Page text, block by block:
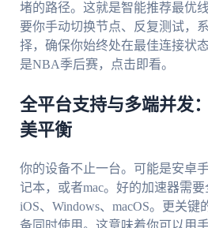
堵的路径。这就是智能推荐最优
要你手动切换节点、反复测试，
择，确保你始终处在最佳连接状
是NBA季后赛，点击即看。
全平台支持与多端并发
美平衡
你的设备不止一台。可能是安卓
记本，或者mac。好的加速器需要
iOS、Windows、macOS。更关
备同时使用。这意味着你可以用